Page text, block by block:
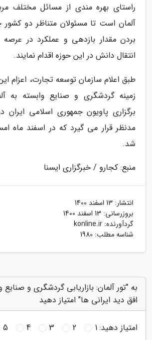
راستای بهره مندی از مسائل مختلف
آلمان است تا مسئولان متناظر دو کشور
بردن مقدار بازدهی و عملکرد در
انتقال دانش در این حوزه اقدام نمایند.
طبق اعلام سازمان توسعه تجارت، اعزام
زمینه گردشگری و صنایع وابسته به
برگزاری پاویون جمهوری اسلامی ایران
مدنظر قرار می گیرد که در اسفند ماه
شد.
منبع: کجارو / خبرگزاری ایسنا
انتشار: 13 اسفند 1400
بروزرسانی: 13 اسفند 1400
گردآورنده: konline.ir
شناسه مطلب: 1980
به "تور آلمان: بازاریابی گردشگری و صنایع
افق دید ایرانی ها" امتیاز دهید
امتیاز دهید:1
2
3
4
5